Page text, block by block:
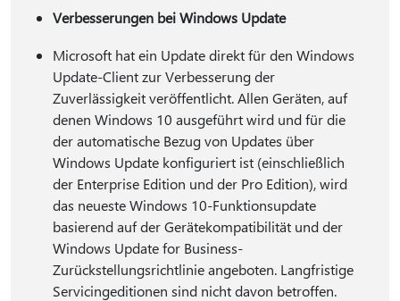
Verbesserungen bei Windows Update
Microsoft hat ein Update direkt für den Windows
Update-Client zur Verbesserung der
Zuverlässigkeit veröffentlicht. Allen Geräten, auf
denen Windows 10 ausgeführt wird und für die
der automatische Bezug von Updates über
Windows Update konfiguriert ist (einschließlich
der Enterprise Edition und der Pro Edition), wird
das neueste Windows 10-Funktionsupdate
basierend auf der Gerätekompatibilität und der
Windows Update for Business-
Zurückstellungsrichtlinie angeboten. Langfristige
Servicingeditionen sind nicht davon betroffen.